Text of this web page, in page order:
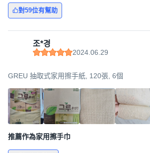
對59位有幫助
조*경
2024.06.29
GREU 抽取式家用擦手紙, 120張, 6個
推薦作為家用擦手巾